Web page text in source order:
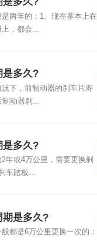
两年的：1、现在基本上在
，都会...
是多久?
下，前制动器的刹车片寿
动器刹...
是多久?
年或4万公里，需要更换刹
车踏板...
期是多久?
都是6万公里更换一次的：